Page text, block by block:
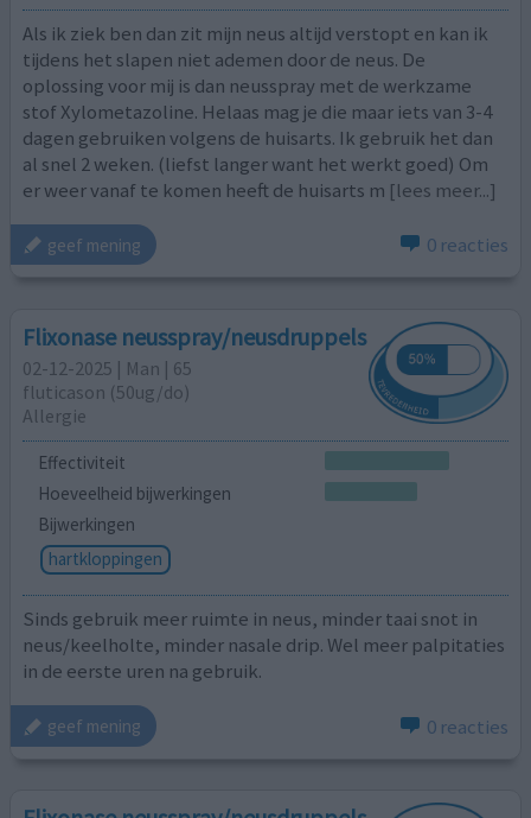
Als ik ziek ben dan zit mijn neus altijd verstopt en kan ik
tijdens het slapen niet ademen door de neus. De
oplossing voor mij is dan neusspray met de werkzame
stof Xylometazoline. Helaas mag je die maar iets van 3-4
dagen gebruiken volgens de huisarts. Ik gebruik het dan
al snel 2 weken. (liefst langer want het werkt goed) Om
er weer vanaf te komen heeft de huisarts m [lees meer...]
geef mening 0 reacties
Flixonase neusspray/neusdruppels
02-12-2025 | Man | 65
fluticason (50ug/do)
Allergie
Effectiviteit
Hoeveelheid bijwerkingen
Bijwerkingen
hartkloppingen
Sinds gebruik meer ruimte in neus, minder taai snot in
neus/keelholte, minder nasale drip. Wel meer palpitaties
in de eerste uren na gebruik.
geef mening 0 reacties